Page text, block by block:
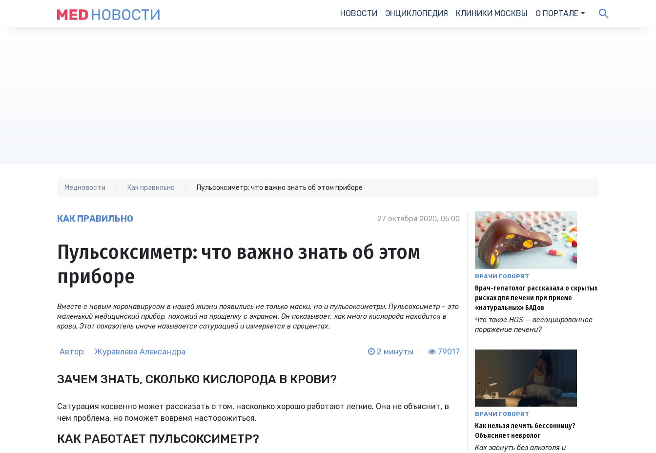
НОВОСТИ ЭНЦИКЛОПЕДИЯ КЛИНИКИ МОСКВЫ О ПОРТАЛЕ
Медновости Как правильно Пульсоксиметр: что важно знать об этом приборе
КАК ПРАВИЛЬНО 27 октября 2020, 05:00
Пульсоксиметр: что важно знать об этом
приборе
Вместе с новым коронавирусом в нашей жизни появились не только маски, но и пульсоксиметры. Пульсоксиметр – это
маленький медицинский прибор, похожий на прищепку с экраном. Он показывает, как много кислорода находится в
крови. Этот показатель иначе называется сатурацией и измеряется в процентах.
Автор: Журавлева Александра 2 минуты 79017
ЗАЧЕМ ЗНАТЬ, СКОЛЬКО КИСЛОРОДА В КРОВИ?
Сатурация косвенно может рассказать о том, насколько хорошо работают легкие. Она не объяснит, в
чем проблема, но поможет вовремя насторожиться.
КАК РАБОТАЕТ ПУЛЬСОКСИМЕТР?
ВРАЧИ ГОВОРЯТ
Врач-гепатолог рассказала о скрытых
рисках для печени при приеме
«натуральных» БАДов
Что такое HDS — ассоциированное
поражение печени?
ВРАЧИ ГОВОРЯТ
Как нельзя лечить бессонницу?
Объясняет невролог
Как заснуть без алкоголя и